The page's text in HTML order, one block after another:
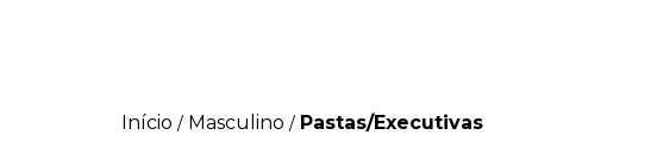
Início / Masculino / Pastas/Executivas